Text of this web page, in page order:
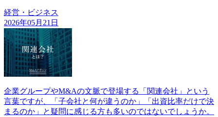
経営・ビジネス
2026年05月21日
企業グループやM&Aの文脈で登場する「関連会社」という
言葉ですが、「子会社と何が違うのか」「出資比率だけで決
まるのか」と疑問に感じる方も多いのではないでしょうか。